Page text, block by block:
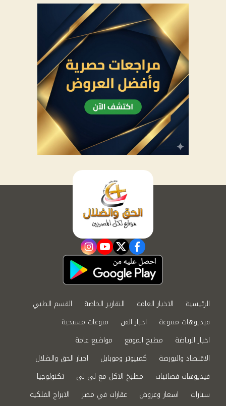
facebook
twitter
youtube
instagram
الرئيسية الاخبار العامة التقارير الخاصة
القسم الطبي
فيديوهات متنوعة
اخبار الفن
منوعات مسيحية
اخبار الرياضة
مطبخ الموقع
مواضيع عامة
الاقتصاد والبورصة
كمبيوتر وموبايل
اخبار الحق والضلال
فيديوهات فضائيات
مطبخ الاكل مع لى لى
تكنولوجيا
سيارات
اسعار وعروض عقارات في مصر الابراج الفلكية